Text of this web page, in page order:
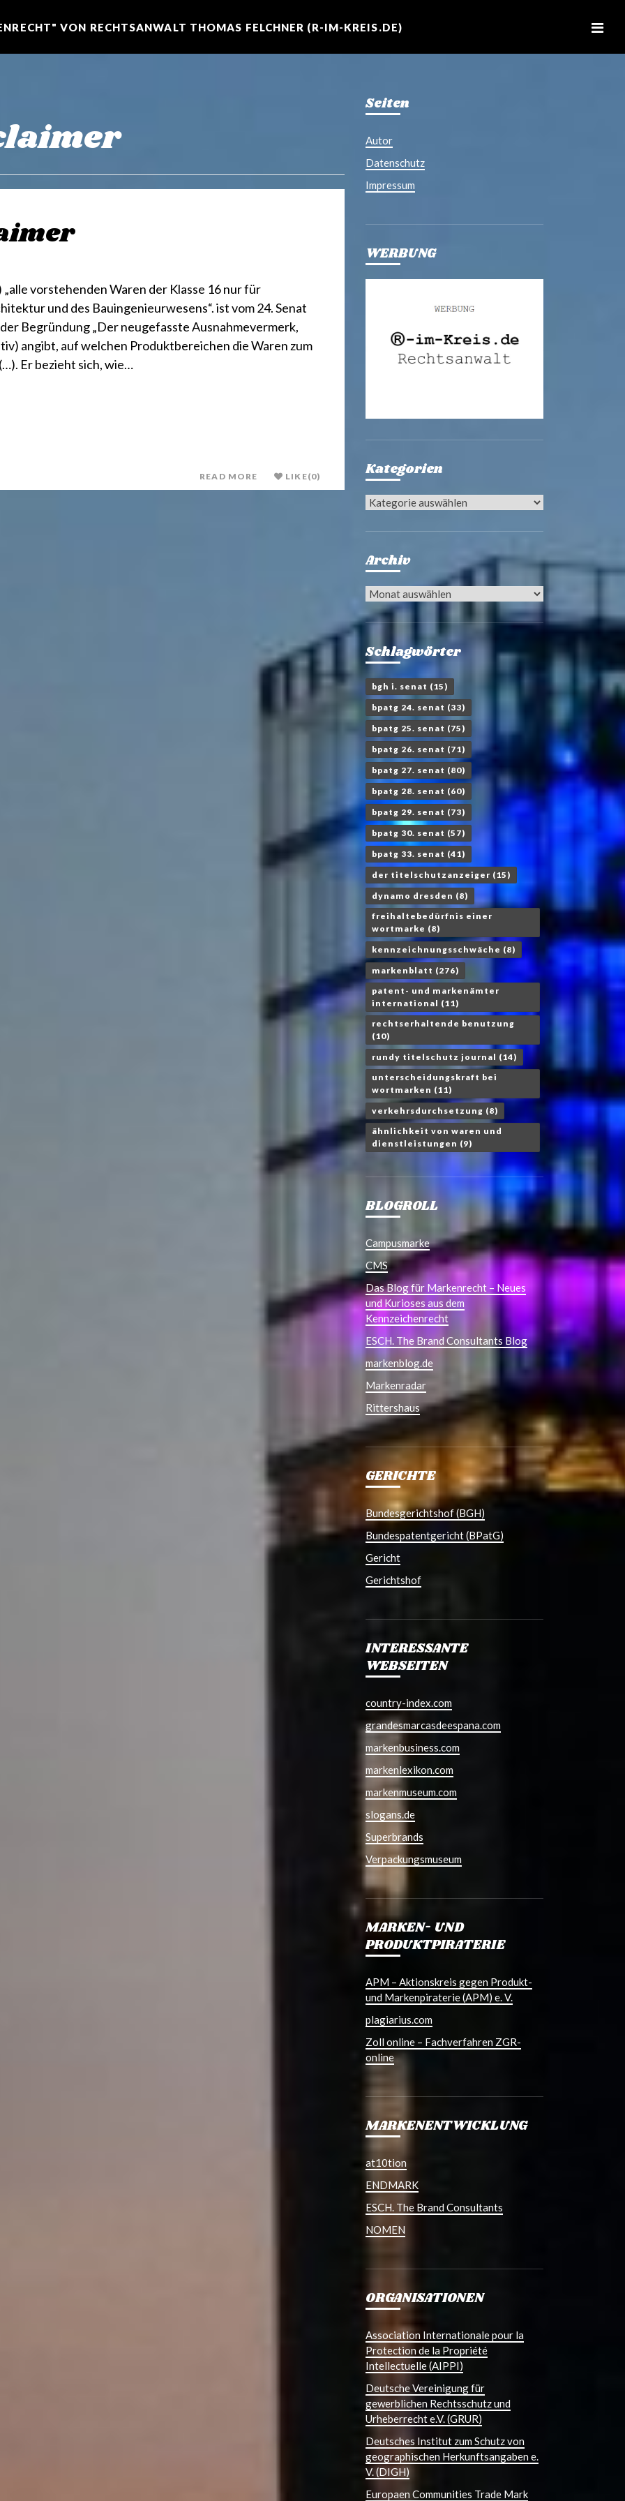
VON RECHTSANWALT THOMAS FELCHNER (R-IM-KREIS.DE)
vorstehenden Waren der Klasse 16 nur für
und des Bauingenieurwesens“. ist vom 24. Senat
Begründung „Der neugefasste Ausnahmevermerk,
angibt, auf welchen Produktbereichen die Waren zum
Er bezieht sich, wie…
READ MORE LIKE(0)
Seiten
Autor
Datenschutz
Impressum
WERBUNG
Kategorien
Kategorien
Archiv
Archiv
Schlagwörter
bgh i. senat (15)
bpatg 24. senat (33)
bpatg 25. senat (75)
bpatg 26. senat (71)
bpatg 27. senat (80)
bpatg 28. senat (60)
bpatg 29. senat (73)
bpatg 30. senat (57)
bpatg 33. senat (41)
der titelschutzanzeiger (15)
dynamo dresden (8)
freihaltebedürfnis einer
wortmarke (8)
kennzeichnungsschwäche (8)
markenblatt (276)
patent- und markenämter
international (11)
rechtserhaltende benutzung
(10)
rundy titelschutz journal (14)
unterscheidungskraft bei
wortmarken (11)
verkehrsdurchsetzung (8)
ähnlichkeit von waren und
dienstleistungen (9)
BLOGROLL
Campusmarke
CMS
Das Blog für Markenrecht – Neues
und Kurioses aus dem
Kennzeichenrecht
ESCH. The Brand Consultants Blog
markenblog.de
Markenradar
Rittershaus
GERICHTE
Bundesgerichtshof (BGH)
Bundespatentgericht (BPatG)
Gericht
Gerichtshof
INTERESSANTE
WEBSEITEN
country-index.com
grandesmarcasdeespana.com
markenbusiness.com
markenlexikon.com
markenmuseum.com
slogans.de
Superbrands
Verpackungsmuseum
MARKEN- UND
PRODUKTPIRATERIE
APM – Aktionskreis gegen Produkt-
und Markenpiraterie (APM) e. V.
plagiarius.com
Zoll online – Fachverfahren ZGR-
online
MARKENENTWICKLUNG
at10tion
ENDMARK
ESCH. The Brand Consultants
NOMEN
ORGANISATIONEN
Association Internationale pour la
Protection de la Propriété
Intellectuelle (AIPPI)
Deutsche Vereinigung für
gewerblichen Rechtsschutz und
Urheberrecht e.V. (GRUR)
Deutsches Institut zum Schutz von
geographischen Herkunftsangaben e.
V. (DIGH)
Europaen Communities Trade Mark